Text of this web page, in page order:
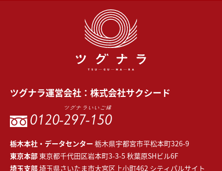
ツグナラ運営会社： 株式会社サクシード
0120-297-150
ツグナラいいご縁
栃木本社・データセンター 栃木県宇都宮市平松本町326-9
東京本部 東京都千代田区岩本町3-3-5 秋葉原SHビル6F
埼玉支部埼玉県さいたま市大宮区上小町462 シティパルサイト